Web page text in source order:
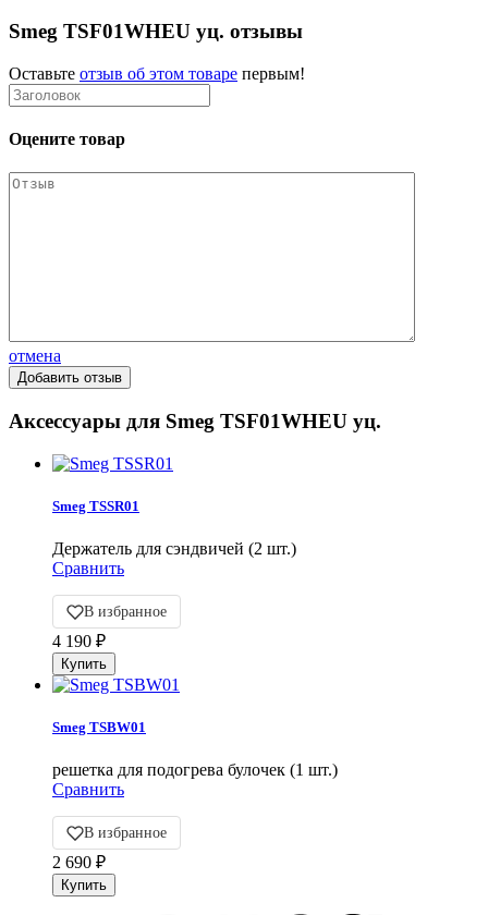
Smeg TSF01WHEU уц. отзывы
Оставьте отзыв об этом товаре первым!
Оцените товар
отмена
Аксессуары для Smeg TSF01WHEU уц.
Smeg TSSR01
Держатель для сэндвичей (2 шт.)
Сравнить
В избранное
4 190 ₽
Smeg TSBW01
решетка для подогрева булочек (1 шт.)
Сравнить
В избранное
2 690 ₽